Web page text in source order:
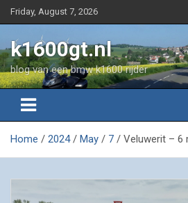
Skip
to
Friday, August 7, 2026
k1600gt.nl
blog van een bmw k1600 rijder
Home 2024 May 7 Veluwerit – 6